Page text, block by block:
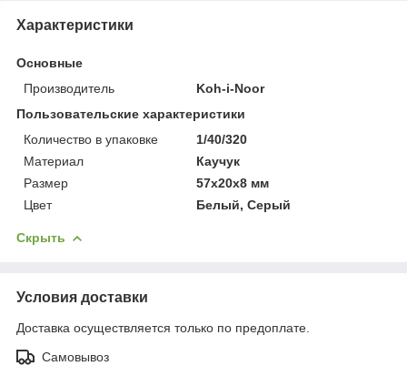
Характеристики
Основные
Производитель
Koh-i-Noor
Пользовательские характеристики
Количество в упаковке
1/40/320
Материал
Каучук
Размер
57х20х8 мм
Цвет
Белый, Серый
Скрыть
Условия доставки
Доставка осуществляется только по предоплате.
Самовывоз